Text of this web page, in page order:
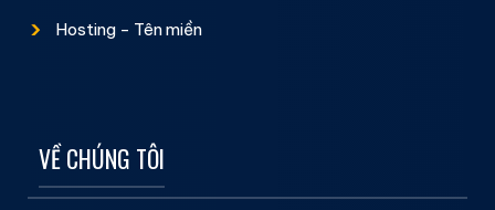
Hosting - Tên miền
VỀ CHÚNG TÔI